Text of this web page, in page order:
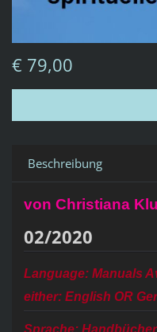
€ 79,00
Beschreibung
von Christiana
02/2020
Language: Manuals
either: English OR